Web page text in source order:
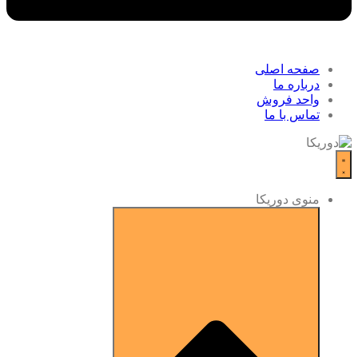
صفحه اصلی
درباره ما
واحد فروش
تماس با ما
منوی دوریکا